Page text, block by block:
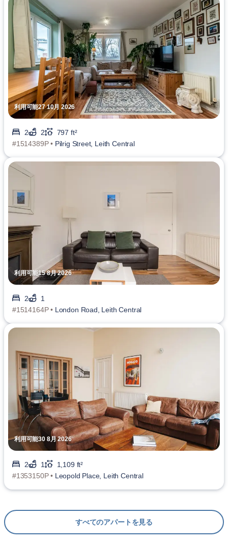
利用可能27 10月 2026
2 2
797 ft²
#1514389P • Pilrig Street, Leith Central
利用可能15 8月 2026
2
1
#1514164P • London Road, Leith Central
利用可能30 8月 2026
2 1
1,109 ft²
#1353150P • Leopold Place, Leith Central
すべてのアパートを見る